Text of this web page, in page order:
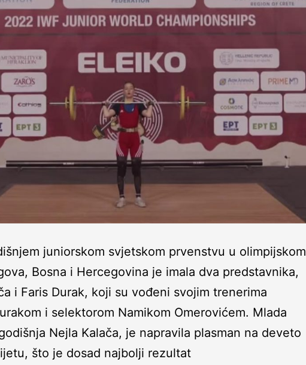
juniorskom svjetskom prvenstvu u olimpijskom
Bosna i Hercegovina je imala dva predstavnika,
i Faris Durak, koji su vođeni svojim trenerima
i selektorom Namikom Omerovićem. Mlada
Nejla Kalača, je napravila plasman na deveto
što je dosad najbolji rezultat